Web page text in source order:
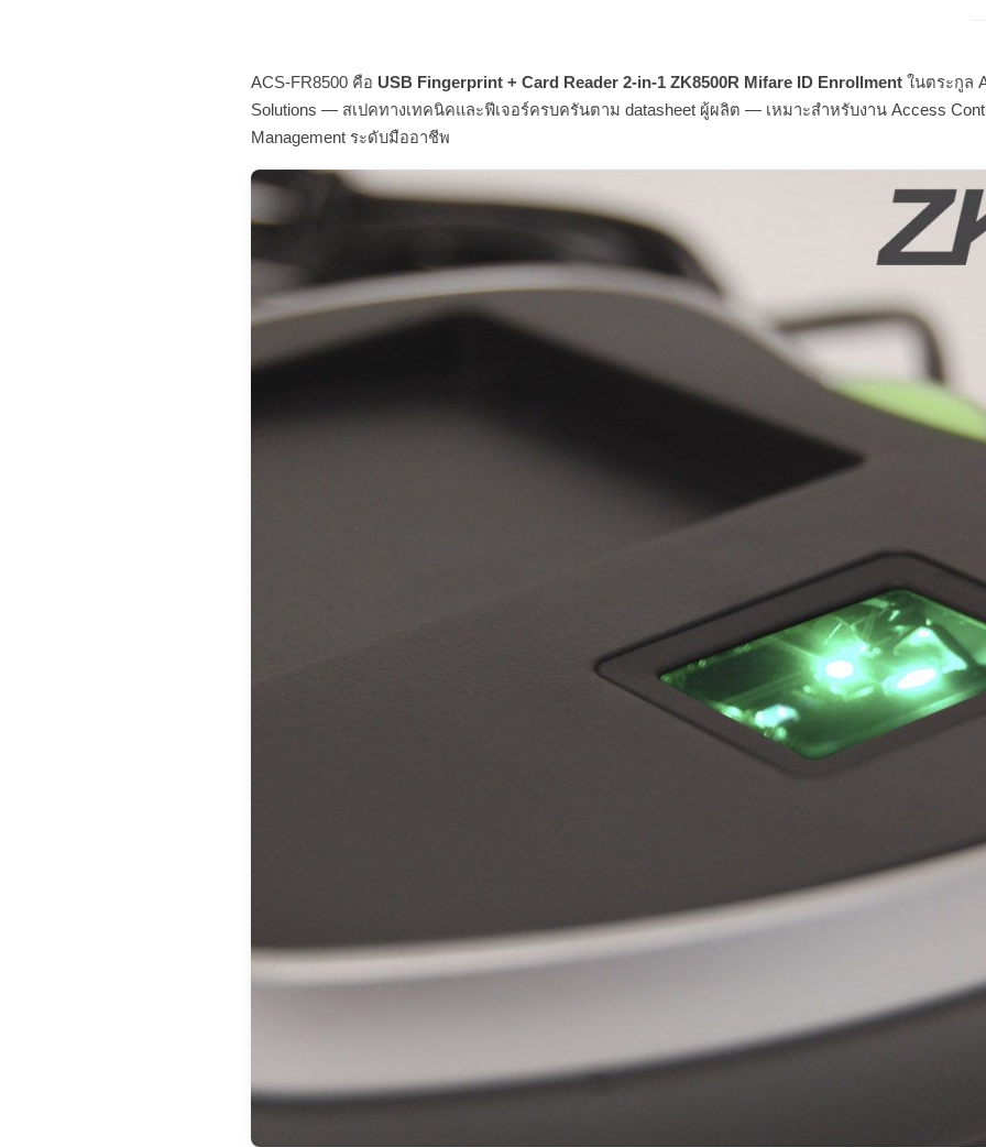
ACS-FR8500 คือ USB Fingerprint + Card Reader 2-in-1 ZK8500R Mifare ID Enrollment ในตระกูล
Solutions — สเปคทางเทคนิคและฟีเจอร์ครบครันตาม datasheet ผู้ผลิต — เหมาะสำหรับงาน Access
Management ระดับมืออาชีพ